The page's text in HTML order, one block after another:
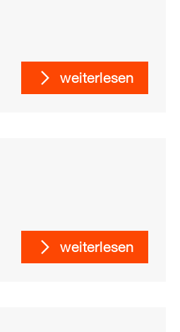
weiterlesen
weiterlesen